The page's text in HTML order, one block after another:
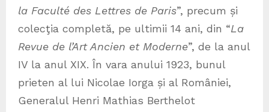
la Faculté des Lettres de Paris”, precum și
colecţia completă, pe ultimii 14 ani, din “La
Revue de l’Art Ancien et Moderne”, de la anul
IV la anul XIX. În vara anului 1923, bunul
prieten al lui Nicolae Iorga și al României,
Generalul Henri Mathias Berthelot